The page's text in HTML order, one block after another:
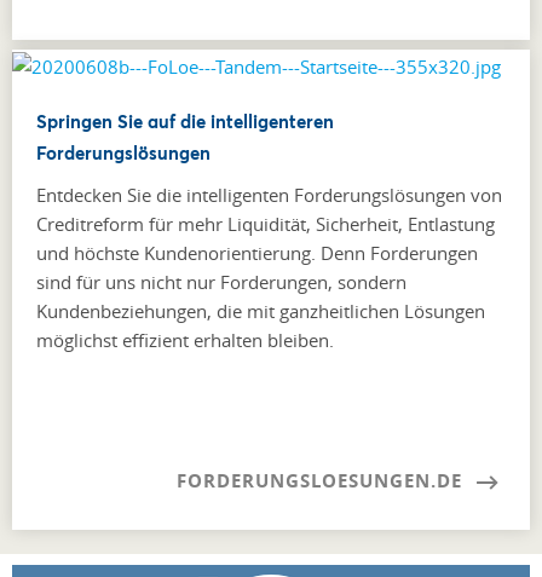
Springen Sie auf die intelligenteren
Forderungslösungen
Entdecken Sie die intelligenten Forderungslösungen von
Creditreform für mehr Liquidität, Sicherheit, Entlastung
und höchste Kundenorientierung. Denn Forderungen
sind für uns nicht nur Forderungen, sondern
Kundenbeziehungen, die mit ganzheitlichen Lösungen
möglichst effizient erhalten bleiben.
FORDERUNGSLOESUNGEN.DE